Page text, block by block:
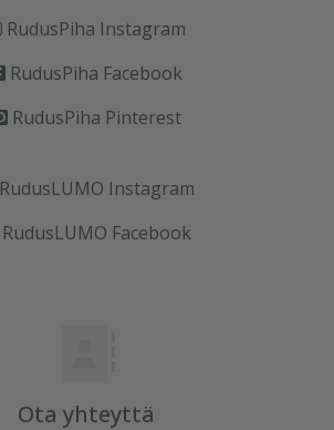
RudusPiha Instagram
RudusPiha Facebook
RudusPiha Pinterest
RudusLUMO Instagram
RudusLUMO Facebook
Ota yhteyttä